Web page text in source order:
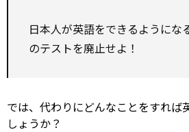
日本人が英語をできるようにな
のテストを廃止せよ！
では、代わりにどんなことをすれば
しょうか？